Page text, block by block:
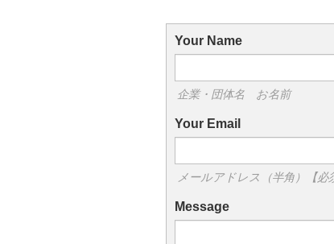
Your Name
企業・団体名 お名前
Your Email
メールアドレス（半角）【必
Message